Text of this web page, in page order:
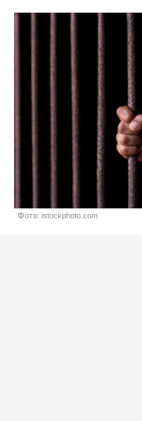
Фото: istockphoto.com